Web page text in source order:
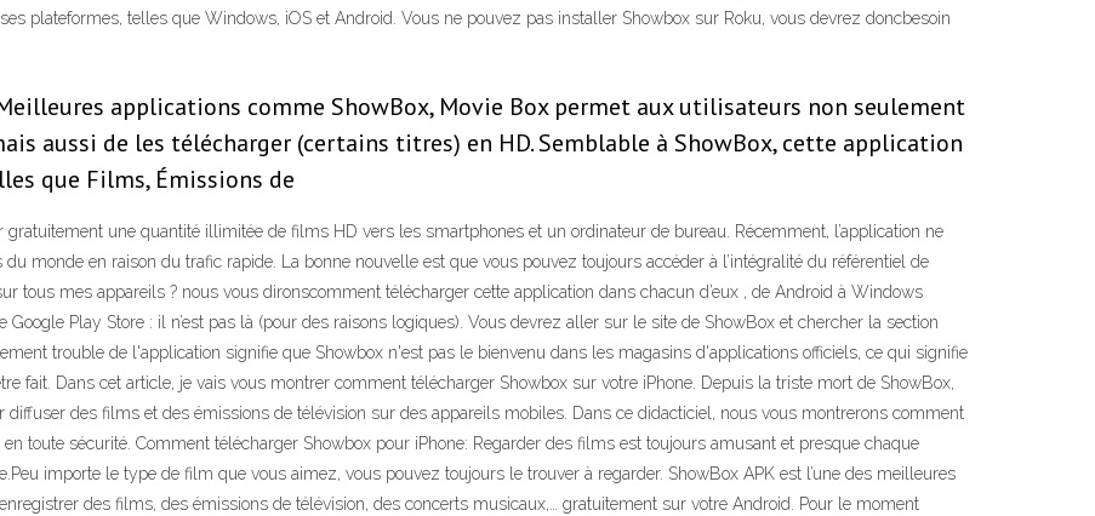
plateformes, telles que Windows, iOS et Android. Vous ne pouvez pas installer Showbox sur Roku, vous devrez doncbesoin
applications comme ShowBox, Movie Box permet aux utilisateurs non seulement
aussi de les télécharger (certains titres) en HD. Semblable à ShowBox, cette application
que Films, Émissions de
une quantité illimitée de films HD vers les smartphones et un ordinateur de bureau. Récemment, l’application ne
monde en raison du trafic rapide. La bonne nouvelle est que vous pouvez toujours accéder à l’intégralité du référentiel de
tous mes appareils ? nous vous dironscomment télécharger cette application dans chacun d’eux , de Android à Windows
Play Store : il n’est pas là (pour des raisons logiques). Vous devrez aller sur le site de ShowBox et chercher la section
trouble de l'application signifie que Showbox n'est pas le bienvenu dans les magasins d'applications officiels, ce qui signifie
fait. Dans cet article, je vais vous montrer comment télécharger Showbox sur votre iPhone. Depuis la triste mort de ShowBox,
des films et des émissions de télévision sur des appareils mobiles. Dans ce didacticiel, nous vous montrerons comment
toute sécurité. Comment télécharger Showbox pour iPhone: Regarder des films est toujours amusant et presque chaque
importe le type de film que vous aimez, vous pouvez toujours le trouver à regarder. ShowBox APK est l’une des meilleures
des films, des émissions de télévision, des concerts musicaux,… gratuitement sur votre Android. Pour le moment